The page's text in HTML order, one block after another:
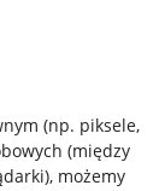
(np. piksele,
(między
, możemy